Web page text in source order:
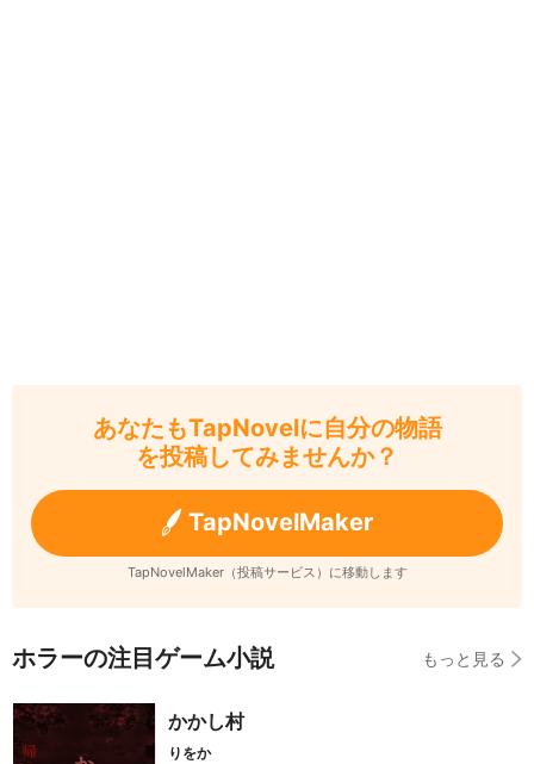
あなたもTapNovelに自分の物語
を投稿してみませんか？
TapNovelMaker
TapNovelMaker（投稿サービス）に移動します
ホラーの注目ゲーム小説 もっと見る
かかし村
りをか